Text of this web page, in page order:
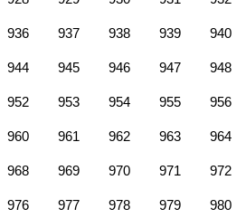
936 937 938 939 940
944 945 946 947 948
952 953 954 955 956
960 961 962 963 964
968 969 970 971 972
976 977 978 979 980